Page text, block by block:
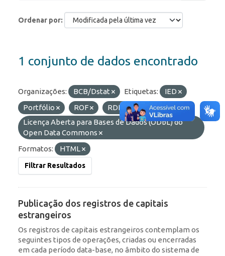
Ordenar por
1 conjunto de dados encontrado
Organizações: BCB/Dstat Etiquetas:
IED
Portfólio
ROF RDE
Licenças:
Licença Aberta para Bases de Dados (ODbL) do
Open Data Commons
Formatos:
HTML
Filtrar Resultados
Publicação dos registros de capitais
estrangeiros
Os registros de capitais estrangeiros contemplam os
seguintes tipos de operações, criadas ou encerradas
em cada período data-base, no âmbito do sistema de